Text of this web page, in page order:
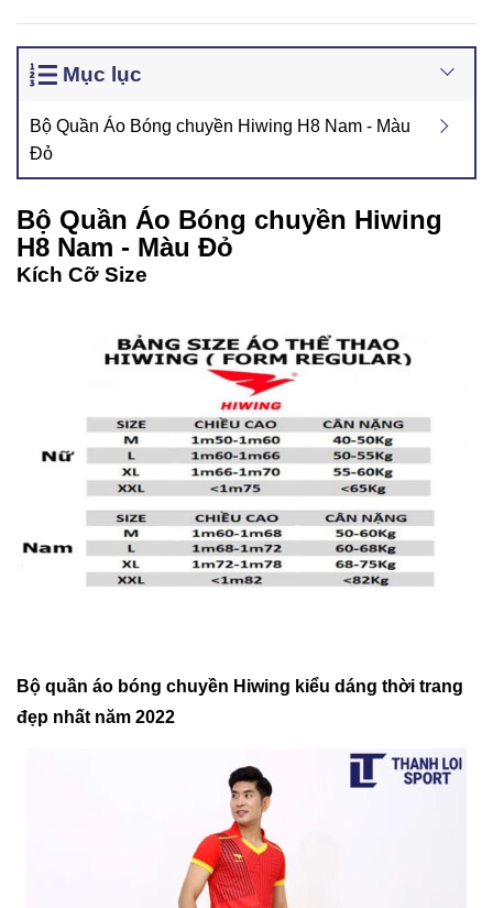
Mục lục
Bộ Quần Áo Bóng chuyền Hiwing H8 Nam - Màu
Đỏ
Bộ Quần Áo Bóng chuyền Hiwing
H8 Nam - Màu Đỏ
Kích Cỡ Size
Bộ quần áo bóng chuyền Hiwing kiểu dáng thời trang
đẹp nhất năm 2022